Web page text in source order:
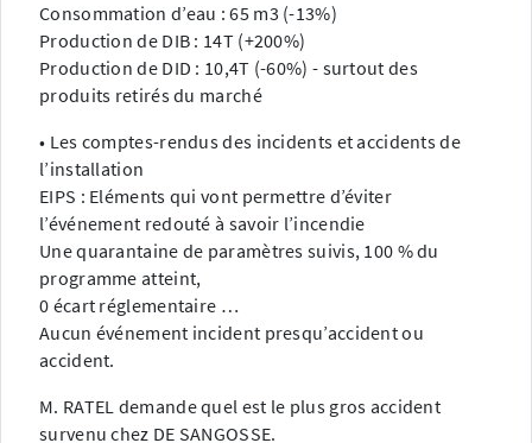
Consommation d’eau : 65 m3 (-13%)
Production de DIB : 14T (+200%)
Production de DID : 10,4T (-60%) - surtout des
produits retirés du marché
• Les comptes-rendus des incidents et accidents de
l’installation
EIPS : Eléments qui vont permettre d’éviter
l’événement redouté à savoir l’incendie
Une quarantaine de paramètres suivis, 100 % du
programme atteint,
0 écart réglementaire …
Aucun événement incident presqu’accident ou
accident.
M. RATEL demande quel est le plus gros accident
survenu chez DE SANGOSSE.